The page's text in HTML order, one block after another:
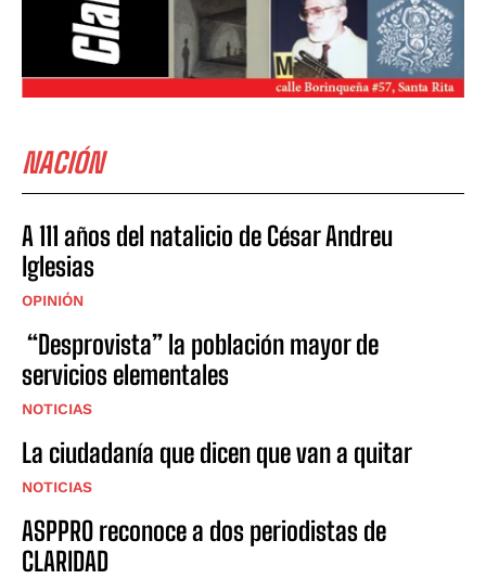
NACIÓN
A 111 años del natalicio de César Andreu
Iglesias
OPINIÓN
“Desprovista” la población mayor de
servicios elementales
NOTICIAS
La ciudadanía que dicen que van a quitar
NOTICIAS
ASPPRO reconoce a dos periodistas de
CLARIDAD